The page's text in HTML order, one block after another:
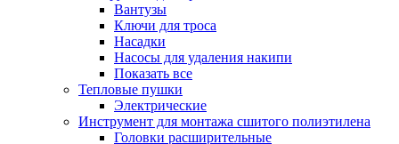
Вантузы
Ключи для троса
Насадки
Насосы для удаления накипи
Показать все
Тепловые пушки
Электрические
Инструмент для монтажа сшитого полиэтилена
Головки расширительные